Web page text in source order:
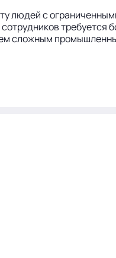
людей с
требуется
сложным